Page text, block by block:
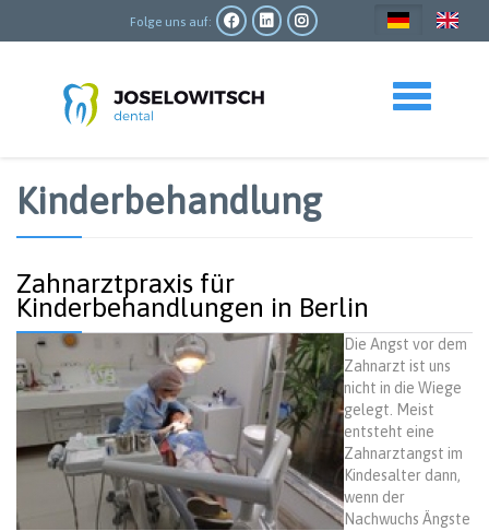
Inhalt
Folge uns auf:
Toggle navigation
Kinderbehandlung
Zahnarztpraxis für
Kinderbehandlungen in Berlin
Die Angst vor dem
Zahnarzt ist uns
nicht in die Wiege
gelegt. Meist
entsteht eine
Zahnarztangst im
Kindesalter dann,
wenn der
Nachwuchs Ängste